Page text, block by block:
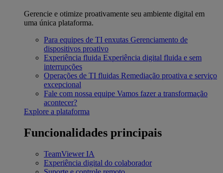
Gerencie e otimize proativamente seu ambiente digital em
uma única plataforma.
Para equipes de TI enxutas Gerenciamento de
dispositivos proativo
Experiência fluida Experiência digital fluida e sem
interrupções
Operações de TI fluidas Remediação proativa e serviço
excepcional
Fale com nossa equipe Vamos fazer a transformação
acontecer?
Explore a plataforma
Funcionalidades principais
TeamViewer IA
Experiência digital do colaborador